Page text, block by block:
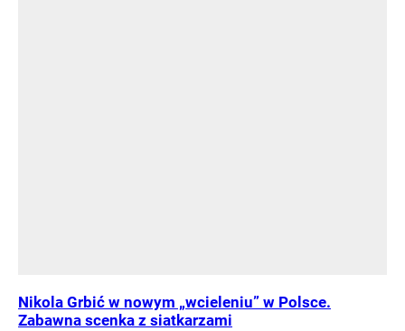
Nikola Grbić w nowym „wcieleniu” w Polsce.
Zabawna scenka z siatkarzami